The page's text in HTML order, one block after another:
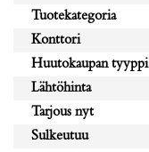
Tuotekategoria
Konttori
Huutokaupan tyyppi
Lähtöhinta
Tarjous nyt
Sulkeutuu